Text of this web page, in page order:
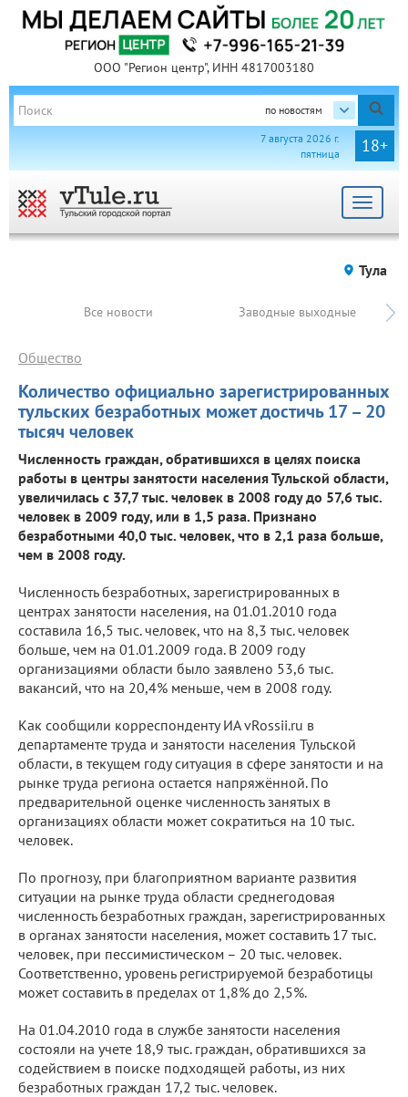
ООО "Регион центр", ИНН 4817003180
по новостям
18+
7 августа 2026 г.
пятница
Toggle
Тула
Все новости Заводные выходные
Количество официально зарегистрированных
тульских безработных может достичь 17 – 20
тысяч человек
Общество
Численность граждан, обратившихся в целях поиска
работы в центры занятости населения Тульской области,
увеличилась с 37,7 тыс. человек в 2008 году до 57,6 тыс.
человек в 2009 году, или в 1,5 раза. Признано
безработными 40,0 тыс. человек, что в 2,1 раза больше,
чем в 2008 году.
Численность безработных, зарегистрированных в
центрах занятости населения, на 01.01.2010 года
составила 16,5 тыс. человек, что на 8,3 тыс. человек
больше, чем на 01.01.2009 года. В 2009 году
организациями области было заявлено 53,6 тыс.
вакансий, что на 20,4% меньше, чем в 2008 году.
Как сообщили корреспонденту ИА vRossii.ru в
департаменте труда и занятости населения Тульской
области, в текущем году ситуация в сфере занятости и на
рынке труда региона остается напряжённой. По
предварительной оценке численность занятых в
организациях области может сократиться на 10 тыс.
человек.
По прогнозу, при благоприятном варианте развития
ситуации на рынке труда области среднегодовая
численность безработных граждан, зарегистрированных
в органах занятости населения, может составить 17 тыс.
человек, при пессимистическом – 20 тыс. человек.
Соответственно, уровень регистрируемой безработицы
может составить в пределах от 1,8% до 2,5%.
На 01.04.2010 года в службе занятости населения
состояли на учете 18,9 тыс. граждан, обратившихся за
содействием в поиске подходящей работы, из них
безработных граждан 17,2 тыс. человек.